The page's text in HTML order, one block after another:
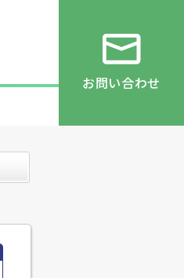
お問い合わせ